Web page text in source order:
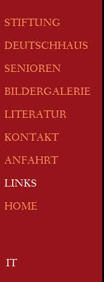
STIFTUNG
DEUTSCHHAUS
SENIOREN
BILDERGALERIE
LITERATUR
KONTAKT
ANFAHRT
LINKS
HOME
IT